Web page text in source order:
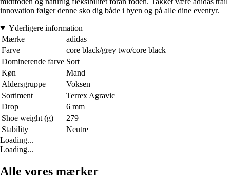
innovation følger denne sko dig både i byen og på alle dine eventyr.
Yderligere information
Mærke
adidas
Farve
core black/grey two/core black
Dominerende farve Sort
Køn
Mand
Aldersgruppe
Voksen
Sortiment
Terrex Agravic
Drop
6 mm
Shoe weight (g)
279
Stability
Neutre
Loading...
Loading...
Alle vores mærker